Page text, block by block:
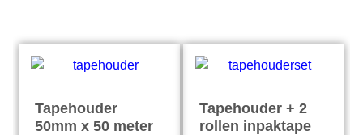
Tapehouder
50mm x 50 meter
Tapehouder + 2
rollen inpaktape